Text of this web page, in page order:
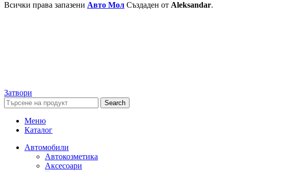
Всички права запазени Авто Мол Създаден от Aleksandar.
Затвори
Search
Меню
Каталог
Автомобили
Автокозметика
Аксесоари